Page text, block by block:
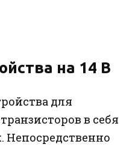
на 14 В
для
в себя
Непосредственно